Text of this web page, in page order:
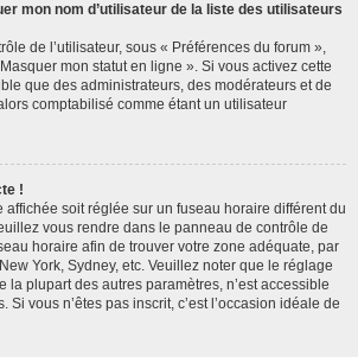
mon nom d’utilisateur de la liste des utilisateurs
de l’utilisateur, sous « Préférences du forum »,
mon statut en ligne ». Si vous activez cette
que des administrateurs, des modérateurs et de
comptabilisé comme étant un utilisateur
!
affichée soit réglée sur un fuseau horaire différent du
vous rendre dans le panneau de contrôle de
horaire afin de trouver votre zone adéquate, par
York, Sydney, etc. Veuillez noter que le réglage
la plupart des autres paramètres, n’est accessible
Si vous n’êtes pas inscrit, c’est l’occasion idéale de